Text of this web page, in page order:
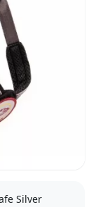
Silver